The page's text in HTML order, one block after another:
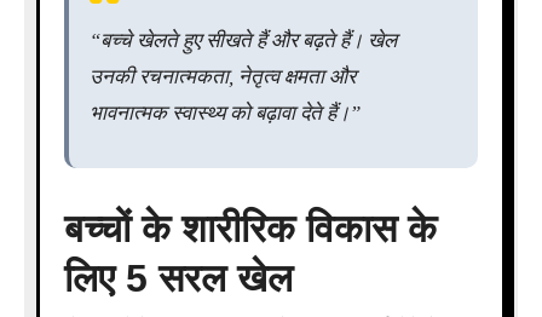
“बच्चे खेलते हुए सीखते हैं और बढ़ते हैं। खेल
उनकी रचनात्मकता, नेतृत्व क्षमता और
भावनात्मक स्वास्थ्य को बढ़ावा देते हैं।”
बच्चों के शारीरिक विकास के
लिए 5 सरल खेल